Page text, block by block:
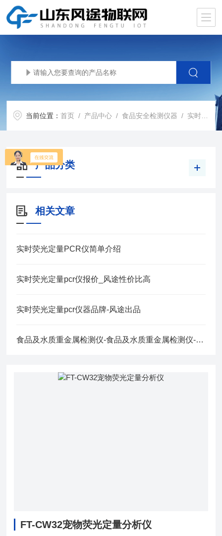
当前位置：首页 / 产品中心 /食品安全检测仪器 / 实时荧光定量PCR仪
产品分类
相关文章
实时荧光定量PCR仪简单介绍
实时荧光定量pcr仪报价_风途性价比高
实时荧光定量pcr仪器品牌-风途出品
食品及水质重金属检测仪-食品及水质重金属检测仪-食品及水质重金属检测仪
FT-CW32宠物荧光定量分析仪